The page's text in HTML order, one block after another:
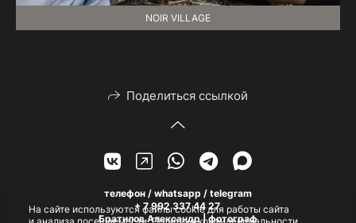
NOIR VILLAGE
Поделиться ссылкой
телефон / whatsapp / telegram
+ 7 992 337 44 27
Братилов Александр | фотограф
На сайте используются файлы cookie для работы сайта